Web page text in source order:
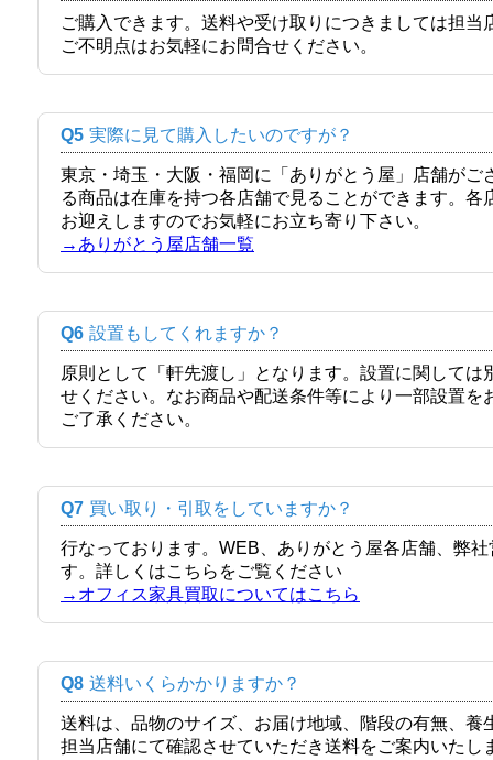
ご購入できます。送料や受け取りにつきましては担
ご不明点はお気軽にお問合せください。
Q5 実際に見て購入したいのですが？
東京・埼玉・大阪・福岡に「ありがとう屋」店舗が
る商品は在庫を持つ各店舗で見ることができます。
お迎えしますのでお気軽にお立ち寄り下さい。
→ありがとう屋店舗一覧
Q6 設置もしてくれますか？
原則として「軒先渡し」となります。設置に関して
せください。なお商品や配送条件等により一部設置
ご了承ください。
Q7 買い取り・引取をしていますか？
行なっております。WEB、ありがとう屋各店舗、弊
す。詳しくはこちらをご覧ください
→オフィス家具買取についてはこちら
Q8 送料いくらかかりますか？
送料は、品物のサイズ、お届け地域、階段の有無、
担当店舗にて確認させていただき送料をご案内いたし